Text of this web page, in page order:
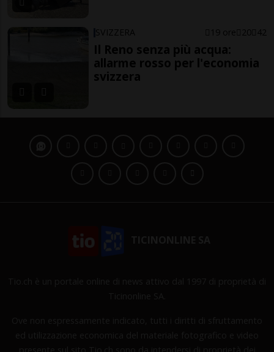
SVIZZERA 19 ore 20 42
Il Reno senza più acqua:
allarme rosso per l'economia
svizzera